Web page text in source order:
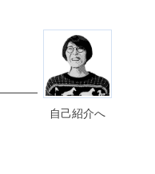
自己紹介へ